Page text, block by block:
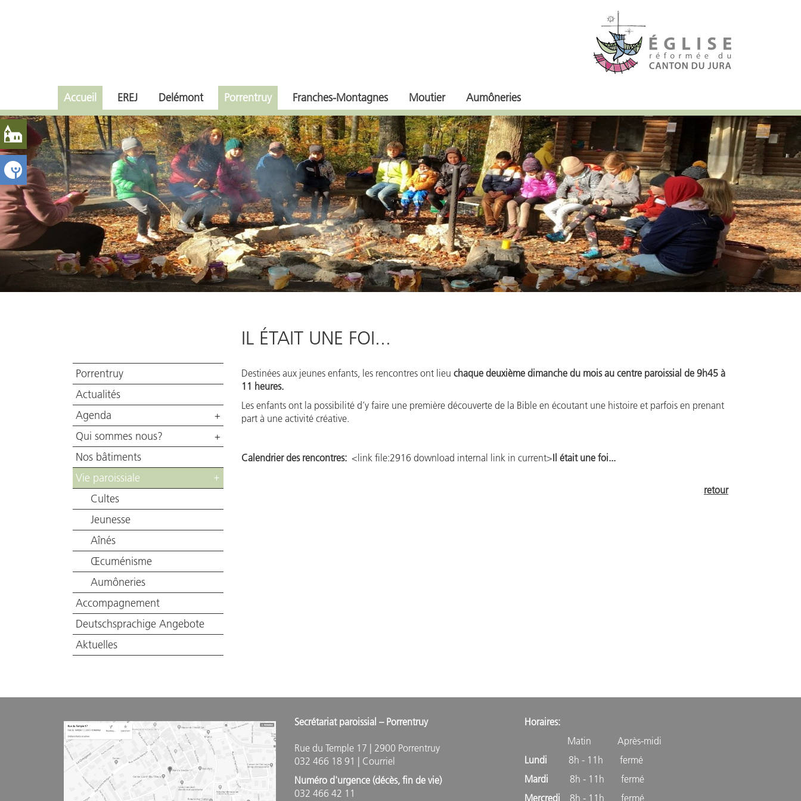
Accueil EREJ Delémont Porrentruy Franches-Montagnes Moutier Aumôneries
Porrentruy
Actualités
Agenda
+
Qui sommes nous? +
Nos bâtiments
Vie paroissiale
Cultes
Jeunesse
Aînés
Œcuménisme
Aumôneries
+
Accompagnement
Deutschsprachige Angebote
Aktuelles
IL ÉTAIT UNE FOI...
Destinées aux jeunes enfants, les rencontres ont lieu chaque deuxième dimanche du mois au centre paroissial de 9h45 à
11 heures.
Les enfants ont la possibilité d’y faire une première découverte de la Bible en écoutant une histoire et parfois en prenant
part à une activité créative.
Calendrier des rencontres: <link file:2916 download internal link in current>Il était une foi...
retour
Secrétariat paroissial – Porrentruy
Rue du Temple 17 | 2900 Porrentruy
032 466 18 91 | Courriel
Numéro d'urgence (décès, fin de vie)
032 466 42 11
Horaires:
Matin Après-midi
Lundi
8h - 11h fermé
Mardi
8h - 11h fermé
Mercredi
8h - 11h fermé